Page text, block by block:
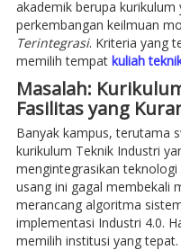
akademik berupa kurikulum
perkembangan keilmuan
Terintegrasi. Kriteria yang
memilih tempat kuliah
Masalah:
Fasilitas yang
Banyak kampus, terutama
kurikulum Teknik Industri
mengintegrasikan teknologi
usang ini gagal membekali
merancang algoritma
implementasi Industri 4.0.
memilih institusi yang tepat.